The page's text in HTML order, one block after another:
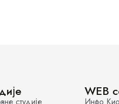
WEB